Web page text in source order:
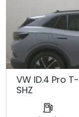
VW ID.4 Pro
SHZ